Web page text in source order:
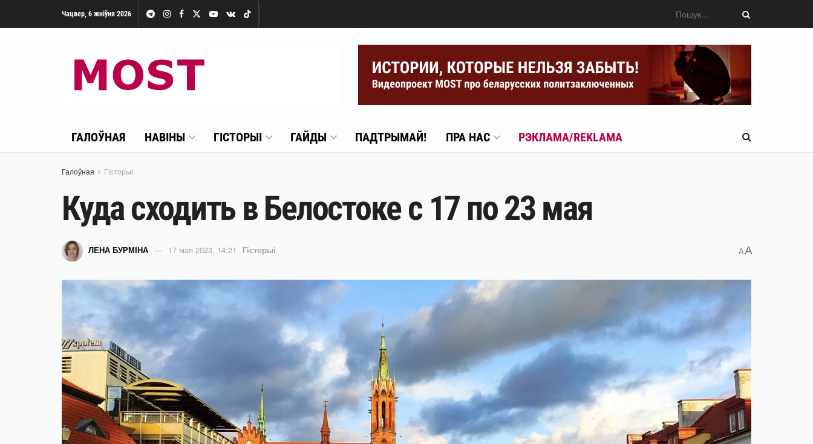
Чацвер, 6 жніўня 2026
ГАЛОЎНАЯ НАВІНЫ ГІСТОРЫІ ГАЙДЫ ПАДТРЫМАЙ! ПРА НАС РЭКЛАМА/REKLAMA
Галоўная Гісторыі
Куда сходить в Белостоке с 17 по 23 мая
ЛЕНА БУРМІНА 17 мая 2023, 14:21 Гісторыі AA